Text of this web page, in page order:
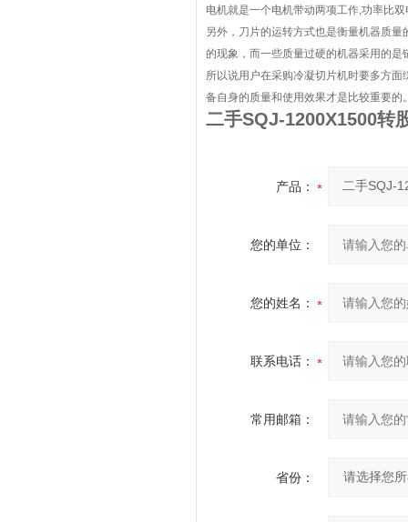
电机就是一个电机带动两项工作,功率比
另外，刀片的运转方式也是衡量机器质
的现象，而一些质量过硬的机器采用的
所以说用户在采购冷凝切片机时要多方
备自身的质量和使用效果才是比较重要的
二手SQJ-1200X1500转
产品：
您的单位：
您的姓名：
联系电话：
常用邮箱：
省份：